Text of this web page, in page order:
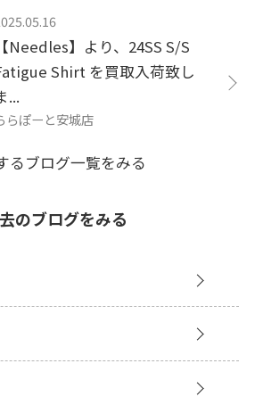
【Needles】より、24SS S/S
Shirt を買取入荷致し
...
らぽーと安城店
るブログ一覧をみる
のブログをみる